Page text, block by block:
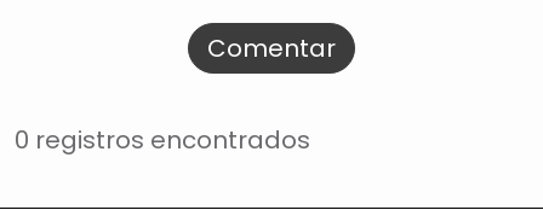
Comentar
0 registros encontrados